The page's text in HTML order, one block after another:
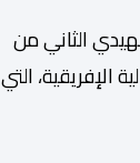
الثاني من
الإفريقية، التي